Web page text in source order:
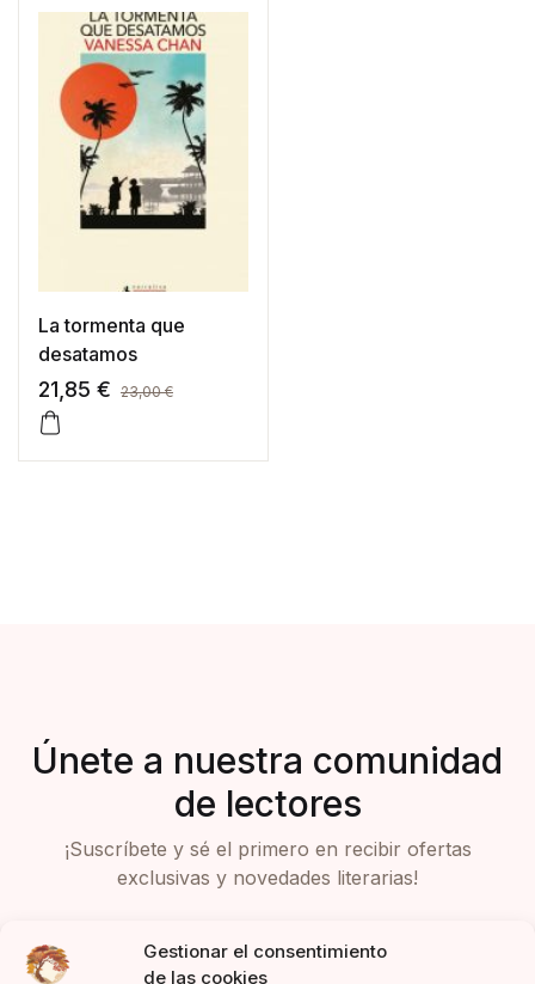
Gestionar el consentimiento
de las cookies
La tormenta que
desatamos
21,85 € 23,00€
Únete a nuestra comunidad
de lectores
¡Suscríbete y sé el primero en recibir ofertas
exclusivas y novedades literarias!